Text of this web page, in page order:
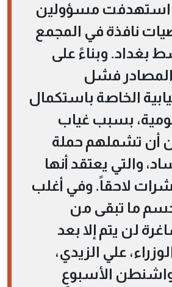
استهدفت مسؤولين
نافذة في المجمع
بغداد. وبناءً على
فشل
الخاصة باستكمال
بسبب غياب
أن تشملهم حملة
والتي يعتقد أنها
لاحقاً. وفي أغلب
ما تبقى من
لن يتم إلا بعد
علي الزيدي،
واشنطن الأسبوع